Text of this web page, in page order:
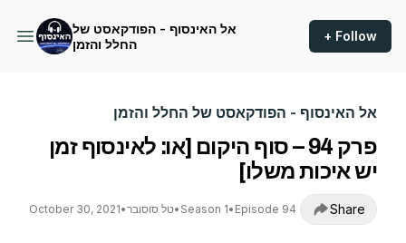
אל האינסוף - הפודקאסט של
החלל והזמן
+ Follow
אל האינסוף - הפודקאסט של החלל והזמן
פרק 94 – סוף היקום [או: לאינסוף זמן
יש איכות משלו]
October 30, 2021•טל סוסובר• Season 1• Episode 94 Share